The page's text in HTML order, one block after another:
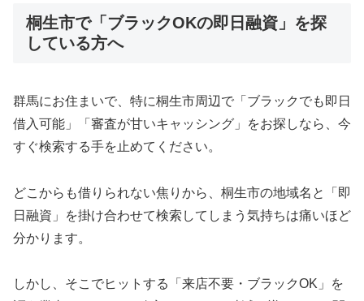
桐生市で「ブラックOKの即日融資」を探
している方へ
群馬にお住まいで、特に桐生市周辺で「ブラックでも即日
借入可能」「審査が甘いキャッシング」をお探しなら、今
すぐ検索する手を止めてください。
どこからも借りられない焦りから、桐生市の地域名と「即
日融資」を掛け合わせて検索してしまう気持ちは痛いほど
分かります。
しかし、そこでヒットする「来店不要・ブラックOK」を